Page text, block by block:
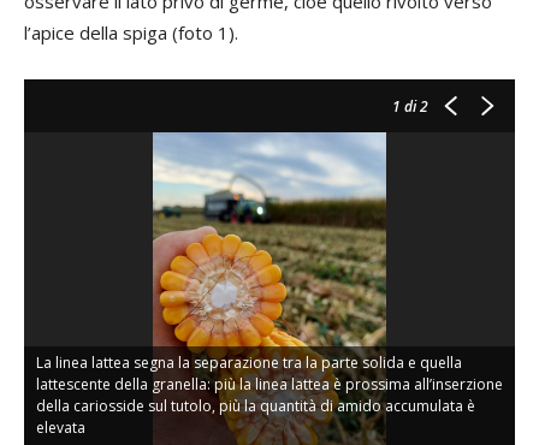
l’apice della spiga (foto 1).
1 di 2
La linea lattea segna la separazione tra la parte solida e quella
lattescente della granella: più la linea lattea è prossima all’inserzione
della cariosside sul tutolo, più la quantità di amido accumulata è
elevata